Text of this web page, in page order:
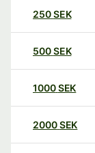
250SEK
500SEK
1000SEK
2000SEK